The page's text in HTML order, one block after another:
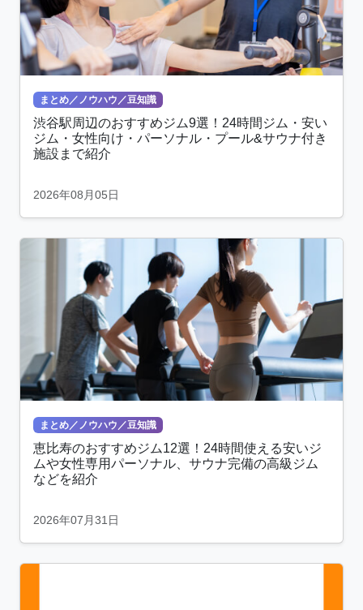
まとめ／ノウハウ／豆知識
渋谷駅周辺のおすすめジム9選！24時間ジム・安い
ジム・女性向け・パーソナル・プール&サウナ付き
施設まで紹介
2026年08月05日
まとめ／ノウハウ／豆知識
恵比寿のおすすめジム12選！24時間使える安いジ
ムや女性専用パーソナル、サウナ完備の高級ジム
などを紹介
2026年07月31日